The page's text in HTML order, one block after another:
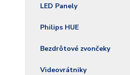
LED Panely
Philips HUE
Bezdrôtové zvončeky
Videovrátniky